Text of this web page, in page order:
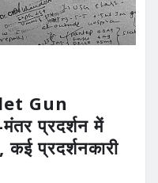
Gun
प्रदर्शन में
प्रदर्शनकारी